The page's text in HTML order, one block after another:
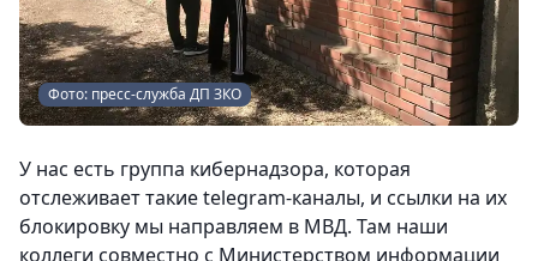
Фото: пресс-служба ДП ЗКО
У нас есть группа кибернадзора, которая
отслеживает такие telegram-каналы, и ссылки на их
блокировку мы направляем в МВД. Там наши
коллеги совместно с Министерством информации